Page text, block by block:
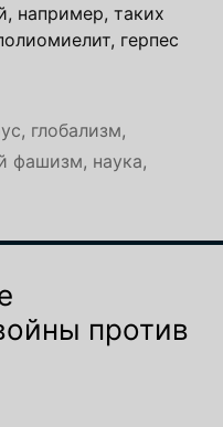
например, таких
герпес
, глобализм,
фашизм, наука,
против